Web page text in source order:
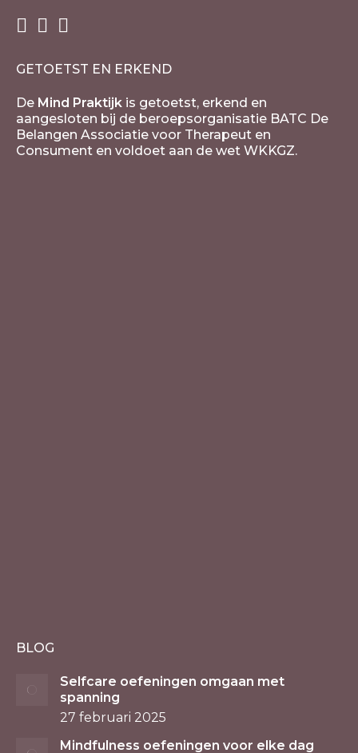
GETOETST EN ERKEND
De Mind Praktijk is getoetst, erkend en
aangesloten bij de beroepsorganisatie BATC De
Belangen Associatie voor Therapeut en
Consument en voldoet aan de wet WKKGZ.
BLOG
Selfcare oefeningen omgaan met
spanning
27 februari 2025
Mindfulness oefeningen voor elke dag